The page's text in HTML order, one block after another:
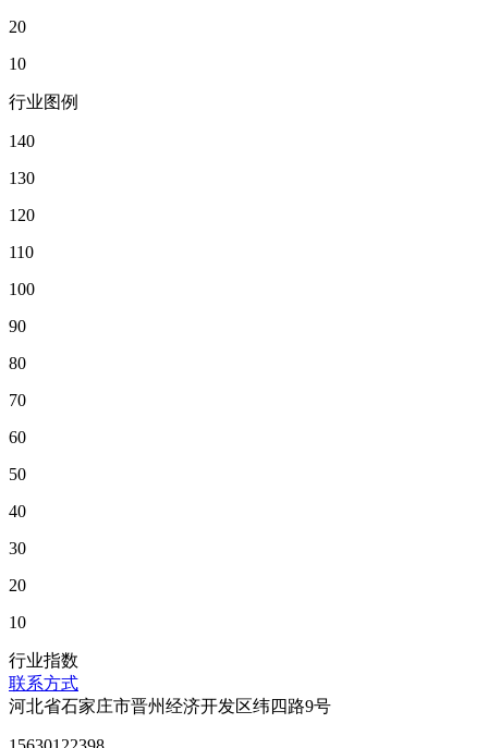
20
10
行业图例
140
130
120
110
100
90
80
70
60
50
40
30
20
10
行业指数
联系方式
河北省石家庄市晋州经济开发区纬四路9号